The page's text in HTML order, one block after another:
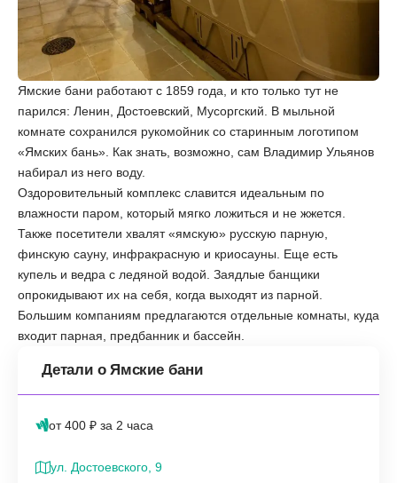
Ямские бани работают с 1859 года, и кто только тут не
парился: Ленин, Достоевский, Мусоргский. В мыльной
комнате сохранился рукомойник со старинным логотипом
«‎Ямских бань». Как знать, возможно, сам Владимир Ульянов
набирал из него воду.
Оздоровительный комплекс славится идеальным по
влажности паром, который мягко ложиться и не жжется.
Также посетители хвалят «‎ямскую» русскую парную,
финскую сауну, инфракрасную и криосауны. Еще есть
купель и ведра с ледяной водой. Заядлые банщики
опрокидывают их на себя, когда выходят из парной.
Большим компаниям предлагаются отдельные комнаты, куда
входит парная, предбанник и бассейн.
Детали о Ямские бани
от 400 ₽ за 2 часа
ул. Достоевского, 9